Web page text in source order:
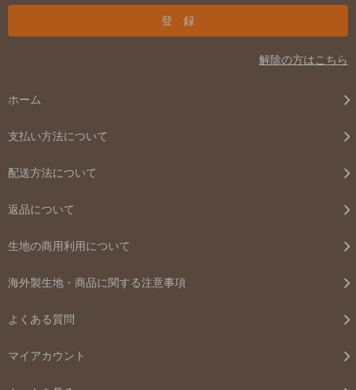
解除の方はこちら
ホーム
支払い方法について
配送方法について
返品について
生地の商用利用について
海外製生地・商品に関する注意事項
よくある質問
マイアカウント